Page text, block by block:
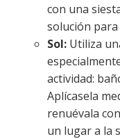
con una
solución
Sol: Utiliza
actividad:
Aplícasela
renuévala
un lugar a la